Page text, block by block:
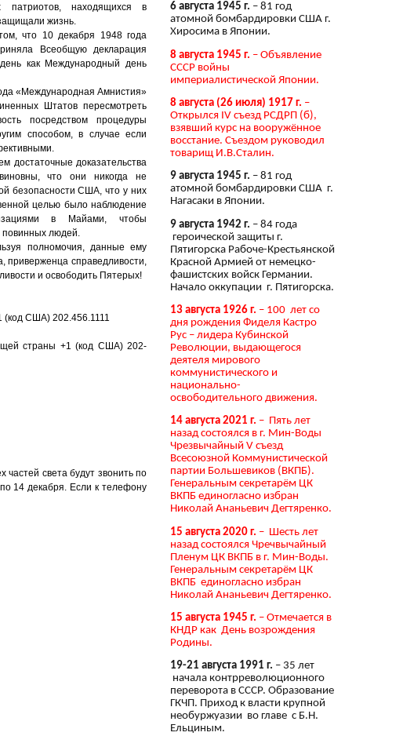
патриотов, находящихся в
жизнь.
что 10 декабря 1948 года
Всеобщую декларация
как Международный день
«Международная Амнистия»
Штатов пересмотреть
посредством процедуры
способом, в случае если
достаточные доказательства
что они никогда не
безопасности США, что у них
целью было наблюдение
в Майами, чтобы
повинных людей.
полномочия, данные ему
приверженца справедливости,
и освободить Пятерых!
(код США) 202.456.1111
страны +1 (код США) 202-
света будут звонить по
14 декабря. Если к телефону
6 августа 1945 г. – 81 год
атомной бомбардировки США г.
Хиросима в Японии.
8 августа 1945 г. – Объявление
СССР войны
империалистической Японии.
8 августа (26 июля) 1917 г. –
Открылся IV съезд РСДРП (б),
взявший курс на вооружённое
восстание. Съездом руководил
товарищ И.В.Сталин.
9 августа 1945 г. – 81 год
атомной бомбардировки США г.
Нагасаки в Японии.
9 августа 1942 г. – 84 года
героической защиты г.
Пятигорска Рабоче-Крестьянской
Красной Армией от немецко-
фашистских войск Германии.
Начало оккупации г. Пятигорска.
13 августа 1926 г. – 100 лет со
дня рождения Фиделя Кастро
Рус – лидера Кубинской
Революции, выдающегося
деятеля мирового
коммунистического и
национально-
освободительного движения.
14 августа 2021 г. – Пять лет
назад состоялся в г. Мин-Воды
Чрезвычайный V съезд
Всесоюзной Коммунистической
партии Большевиков (ВКПБ).
Генеральным секретарём ЦК
ВКПБ единогласно избран
Николай Ананьевич Дегтяренко.
15 августа 2020 г. – Шесть лет
назад состоялся Чречвычайный
Пленум ЦК ВКПБ в г. Мин-Воды.
Генеральным секретарём ЦК
ВКПБ единогласно избран
Николай Ананьевич Дегтяренко.
15 августа 1945 г. – Отмечается в
КНДР как День возрождения
Родины.
19-21 августа 1991 г. – 35 лет
начала контрреволюционного
переворота в СССР. Образование
ГКЧП. Приход к власти крупной
необуржуазии во главе с Б.Н.
Ельциным.